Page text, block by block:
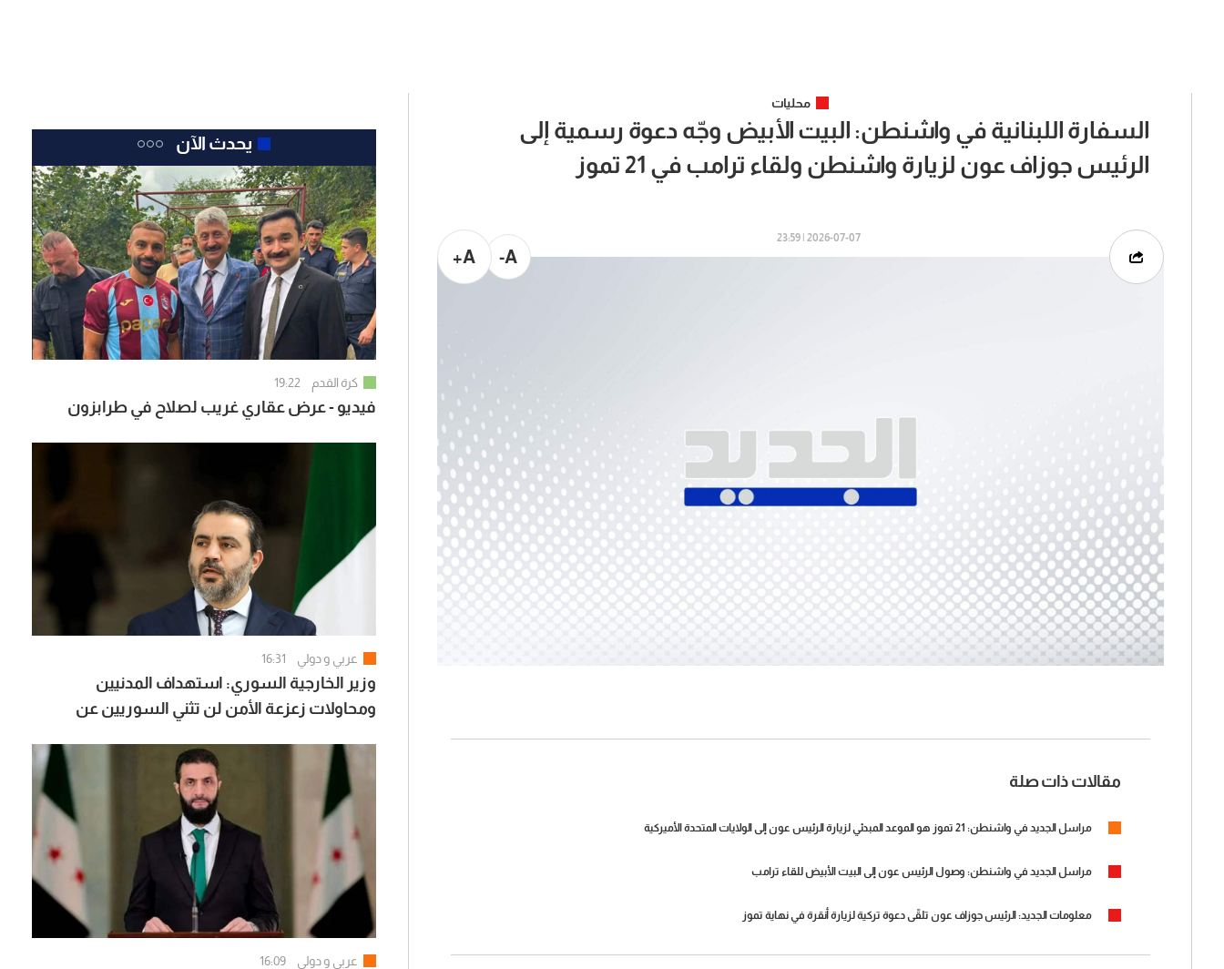
محليات
السفارة اللبنانية في واشنطن: البيت الأبيض وجّه دعوة رسمية إلى
الرئيس جوزاف عون لزيارة واشنطن ولقاء ترامب في 21 تموز
2026-07-07 | 23:59
A-
A+
مقالات ذات صلة
مراسل الجديد في واشنطن: 21 تموز هو الموعد المبدئي لزيارة الرئيس عون إلى الولايات المتحدة الأميركية
مراسل الجديد في واشنطن: وصول الرئيس عون إلى البيت الأبيض للقاء ترامب
معلومات الجديد: الرئيس جوزاف عون تلقّى دعوة تركية لزيارة أنقرة في نهاية تموز
يحدث الآن
كرة القدم 19:22
فيديو - عرض عقاري غريب لصلاح في طرابزون
عربي و دولي 16:31
وزير الخارجية السوري: استهداف المدنيين
ومحاولات زعزعة الأمن لن تثني السوريين عن
عربي و دولي 16:09